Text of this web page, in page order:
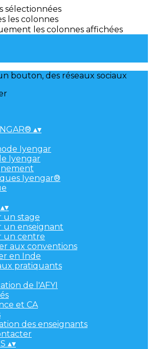
sélectionnées
les colonnes
les colonnes affichées
bouton, des réseaux sociaux
▴▾
Iyengar
Iyengar
Iyengar®
▴▾
un stage
un enseignant
un centre
aux conventions
en Inde
pratiquants
de l'AFYI
et CA
des enseignants
▴▾